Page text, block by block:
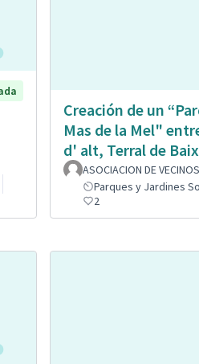
Creación de un
Mas de la Mel"
d' alt, Terral de
ASOCIACION DE
Parques y Jardines
2